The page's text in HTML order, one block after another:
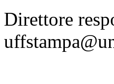
Direttore